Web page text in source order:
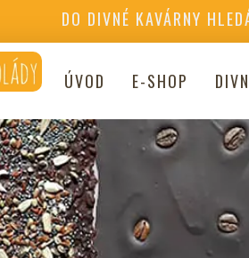
DO DIVNÉ KAVÁRNY
ÚVOD E-SHOP